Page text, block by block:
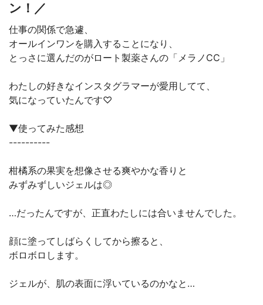
ン！／
仕事の関係で急遽、
オールインワンを購入することになり、
とっさに選んだのがロート製薬さんの「メラノCC」
わたしの好きなインスタグラマーが愛用してて、
気になっていたんです♡
▼使ってみた感想
----------
柑橘系の果実を想像させる爽やかな香りと
みずみずしいジェルは◎
…だったんですが、正直わたしには合いませんでした。
顔に塗ってしばらくしてから擦ると、
ボロボロします。
ジェルが、肌の表面に浮いているのかなと…